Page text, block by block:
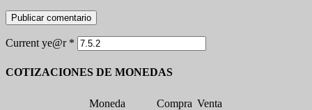
Current ye@r *
COTIZACIONES DE MONEDAS
Moneda Compra Venta